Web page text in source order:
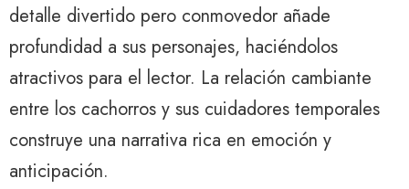
detalle divertido pero conmovedor añade
profundidad a sus personajes, haciéndolos
atractivos para el lector. La relación cambiante
entre los cachorros y sus cuidadores temporales
construye una narrativa rica en emoción y
anticipación.